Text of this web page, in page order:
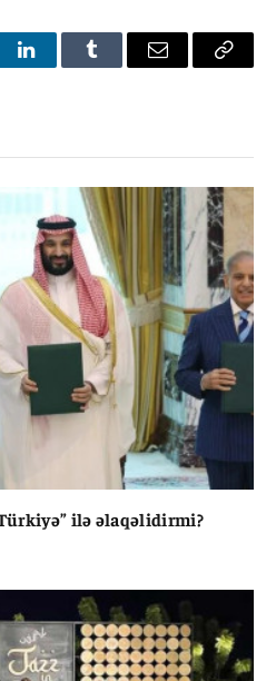
LinkedInTumblr Email
Copy
ilə əlaqəlidirmi?